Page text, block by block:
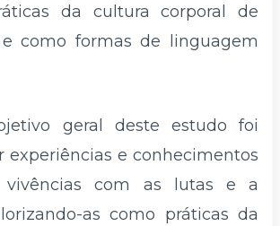
da cultura corporal de
como formas de linguagem
geral deste estudo foi
experiências e conhecimentos
vivências com as lutas e a
as como práticas da